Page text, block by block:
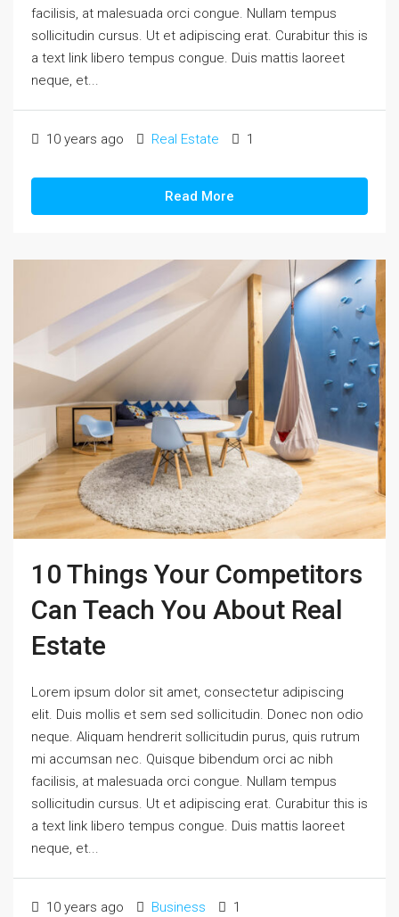
facilisis, at malesuada orci congue. Nullam tempus
sollicitudin cursus. Ut et adipiscing erat. Curabitur this is
a text link libero tempus congue. Duis mattis laoreet
neque, et...
10 years ago Real Estate 1
Read More
10 Things Your Competitors
Can Teach You About Real
Estate
Lorem ipsum dolor sit amet, consectetur adipiscing
elit. Duis mollis et sem sed sollicitudin. Donec non odio
neque. Aliquam hendrerit sollicitudin purus, quis rutrum
mi accumsan nec. Quisque bibendum orci ac nibh
facilisis, at malesuada orci congue. Nullam tempus
sollicitudin cursus. Ut et adipiscing erat. Curabitur this is
a text link libero tempus congue. Duis mattis laoreet
neque, et...
10 years ago Business 1